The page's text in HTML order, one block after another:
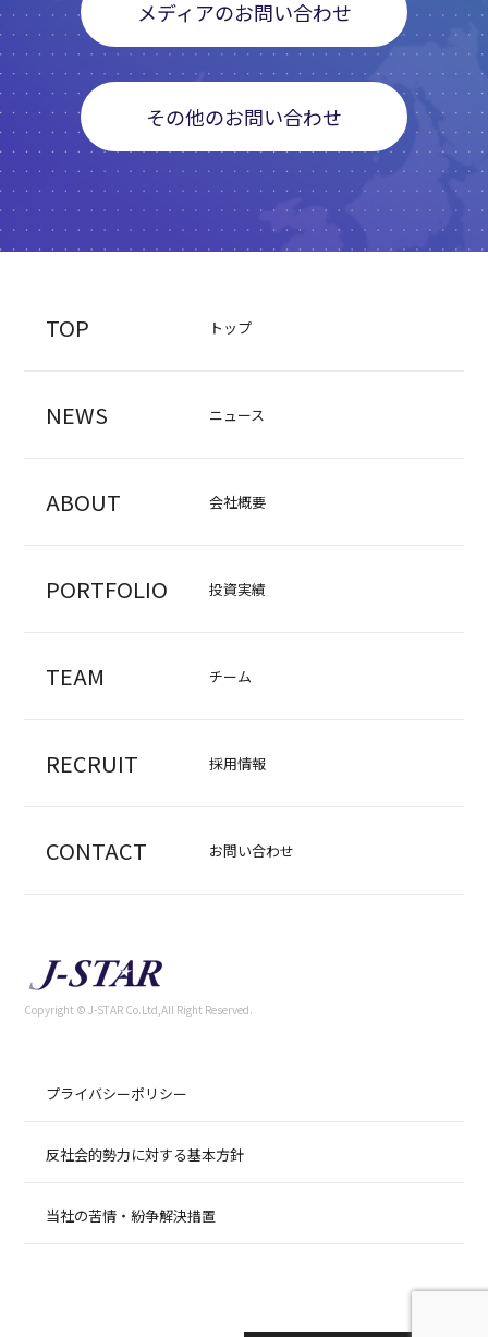
メディアのお問い合わせ
その他のお問い合わせ
TOP トップ
NEWS ニュース
ABOUT 会社概要
PORTFOLIO 投資実績
TEAM チーム
RECRUIT 採用情報
CONTACT お問い合わせ
Copyright © J-STAR Co.Ltd,All Right Reserved.
プライバシーポリシー
反社会的勢力に対する基本方針
当社の苦情・紛争解決措置